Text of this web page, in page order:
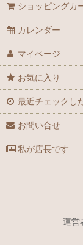
ショッピングカ
カレンダー
マイページ
お気に入り
最近チェックし
お問い合せ
私が店長です
運営